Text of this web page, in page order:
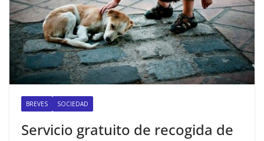
BREVES SOCIEDAD
Servicio gratuito de recogida de